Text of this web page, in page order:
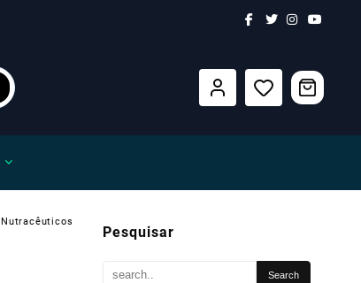
Nutracêuticos
Pesquisar